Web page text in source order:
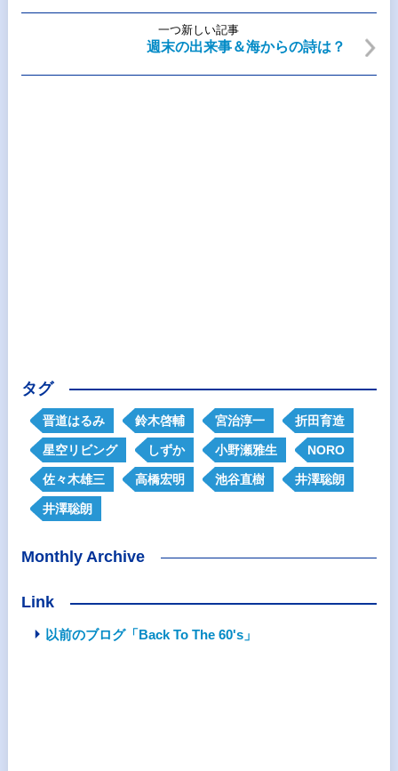
一つ新しい記事
週末の出来事＆海からの詩は？
タグ
晋道はるみ 鈴木啓輔 宮治淳一 折田育造
星空リビング しずか 小野瀬雅生 NORO
佐々木雄三 高橋宏明 池谷直樹 井澤聡朗
井澤聡朗
Monthly Archive
Link
以前のブログ「Back To The 60's」